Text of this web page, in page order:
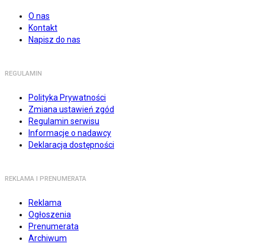
O nas
Kontakt
Napisz do nas
REGULAMIN
Polityka Prywatności
Zmiana ustawień zgód
Regulamin serwisu
Informacje o nadawcy
Deklaracja dostępności
REKLAMA I PRENUMERATA
Reklama
Ogłoszenia
Prenumerata
Archiwum